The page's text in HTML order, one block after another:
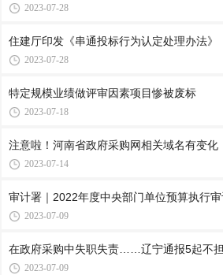
2023-07-28
住建厅印发《串通投标行为认定处理办法》
2023-07-28
特定规模业绩做评审因素项目惨被废标
2023-07-18
注意啦！河南省政府采购网相关域名有变化
2023-07-14
审计署｜2022年度中央部门单位预算执行
2023-07-09
在政府采购中失职失责……辽宁通报5起不
2023-07-09